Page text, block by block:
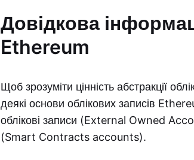
Довідкова
Ethereum
Щоб зрозуміти цінність абстракції
деякі основи облікових записів
облікові записи (External Owned
(Smart Contracts accounts).